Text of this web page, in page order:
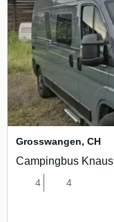
Grosswangen, CH
Campingbus Knaus
4 4